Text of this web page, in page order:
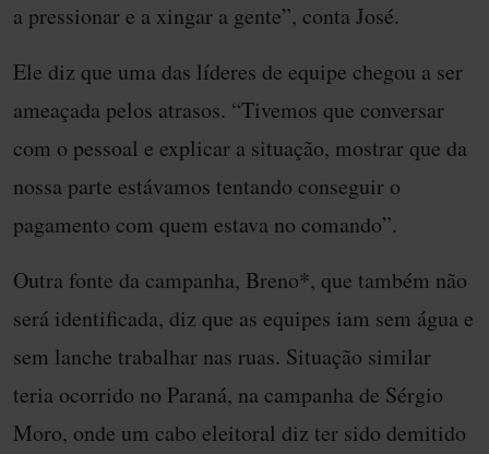
a pressionar e a xingar a gente”, conta José.
Ele diz que uma das líderes de equipe chegou a ser
ameaçada pelos atrasos. “Tivemos que conversar
com o pessoal e explicar a situação, mostrar que da
nossa parte estávamos tentando conseguir o
pagamento com quem estava no comando”.
Outra fonte da campanha, Breno*, que também não
será identificada, diz que as equipes iam sem água e
sem lanche trabalhar nas ruas. Situação similar
teria ocorrido no Paraná, na campanha de Sérgio
Moro, onde um cabo eleitoral diz ter sido demitido